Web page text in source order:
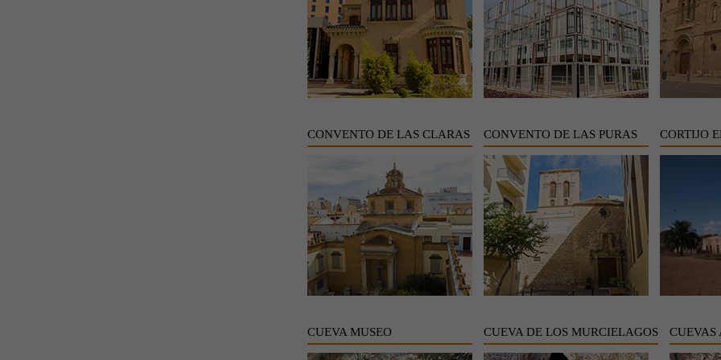
CONVENTO DE LAS CLARAS CONVENTO DE LAS PURAS CORTIJO
CUEVA MUSEO CUEVA DE LOS MURCIELAGOS CUEVAS